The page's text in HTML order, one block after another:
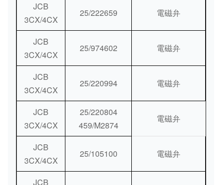
JCB
3CX/4CX
25/222659 電磁弁
JCB
3CX/4CX
25/974602 電磁弁
JCB
3CX/4CX
25/220994 電磁弁
JCB
3CX/4CX
25/220804
459/M2874
電磁弁
JCB
3CX/4CX
25/105100 電磁弁
JCB